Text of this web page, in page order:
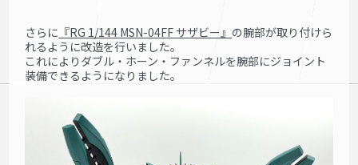
さらに 『RG 1/144 MSN-04FF サザビー』 の腕部が取り付けら
れるように改造を行いました。
これによりダブル・ホーン・ファンネルを腕部にジョイント
装備できるようになりました。